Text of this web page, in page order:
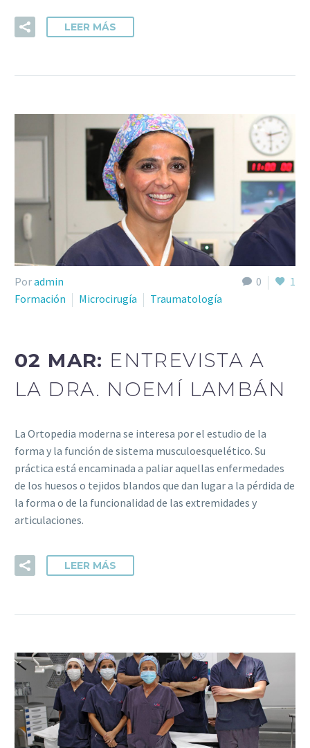
LEER MÁS
0 1
Poradmin
Formación
Microcirugía Traumatología
02 MAR: ENTREVISTA A
LA DRA. NOEMÍ LAMBÁN
La Ortopedia moderna se interesa por el estudio de la
forma y la función de sistema musculoesquelético. Su
práctica está encaminada a paliar aquellas enfermedades
de los huesos o tejidos blandos que dan lugar a la pérdida de
la forma o de la funcionalidad de las extremidades y
articulaciones.
LEER MÁS